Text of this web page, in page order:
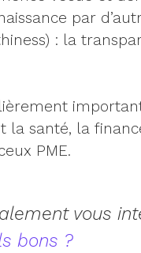
par
: la
la santé, la
PME.
vous
bons ?